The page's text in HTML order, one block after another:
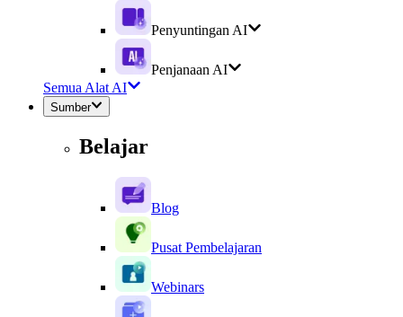
Penyuntingan AI
Penjanaan AI
Semua Alat AI
Sumber
Belajar
Blog
Pusat Pembelajaran
Webinars